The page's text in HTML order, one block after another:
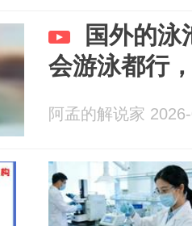
国外的泳
会游泳都行
阿孟的解说家